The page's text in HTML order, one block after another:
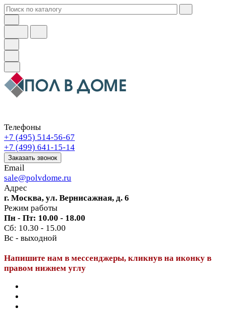
Телефоны
+7 (495) 514-56-67
+7 (499) 641-15-14
Заказать звонок
Email
sale@polvdome.ru
Адрес
г. Москва, ул. Вернисажная, д. 6
Режим работы
Пн - Пт: 10.00 - 18.00
Сб: 10.30 - 15.00
Вс - выходной
Напишите нам в мессенджеры, кликнув на иконку в
правом нижнем углу